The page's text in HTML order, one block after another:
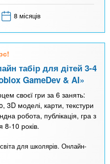
8 місяців
табір для дітей 3-4
GameDev & AI»
своєї гри за 6 занять:
3D моделі, карти, текстури
робота, публікація, гра з
8-10 років.
для школярів. Онлайн-